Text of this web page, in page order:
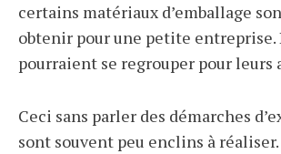
certains matériaux d’emballage
obtenir pour une petite entreprise.
pourraient se regrouper pour leurs
Ceci sans parler des démarches
sont souvent peu enclins à